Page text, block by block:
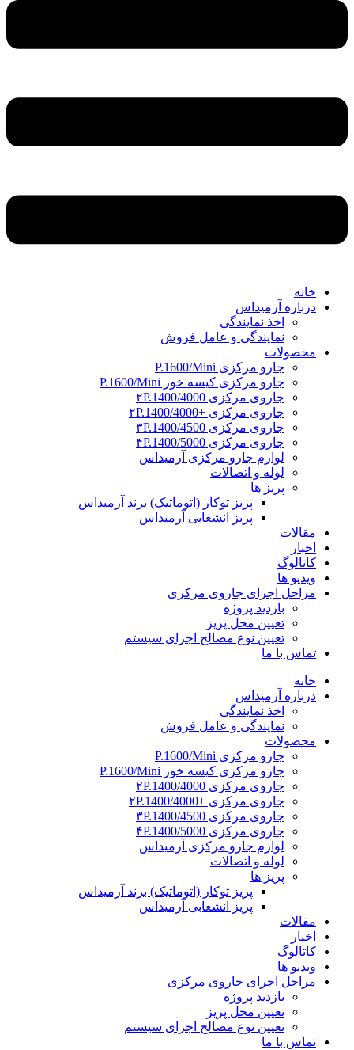
خانه
درباره آرمیداس
اخذ نمایندگی
نمایندگی و عامل فروش
محصولات
جارو مرکزی P.1600/Mini
جارو مرکزی کیسه خور P.1600/Mini
جاروی مرکزی ۲P.1400/4000
جاروی مرکزی +۲P.1400/4000
جاروی مرکزی ۳P.1400/4500
جاروی مرکزی ۴P.1400/5000
لوازم جارو مرکزی آرمیداس
لوله و اتصالات
پریز ها
پریز توکار (اتوماتیک) برند آرمیداس
پریز انشعابی آرمیداس
مقالات
اخبار
کاتالوگ
ویدیو ها
مراحل اجرای جاروی مرکزی
بازدید پروژه
تعیین محل پریز
تعیین نوع مصالح اجرای سیستم
تماس با ما
خانه
درباره آرمیداس
اخذ نمایندگی
نمایندگی و عامل فروش
محصولات
جارو مرکزی P.1600/Mini
جارو مرکزی کیسه خور P.1600/Mini
جاروی مرکزی ۲P.1400/4000
جاروی مرکزی +۲P.1400/4000
جاروی مرکزی ۳P.1400/4500
جاروی مرکزی ۴P.1400/5000
لوازم جارو مرکزی آرمیداس
لوله و اتصالات
پریز ها
پریز توکار (اتوماتیک) برند آرمیداس
پریز انشعابی آرمیداس
مقالات
اخبار
کاتالوگ
ویدیو ها
مراحل اجرای جاروی مرکزی
بازدید پروژه
تعیین محل پریز
تعیین نوع مصالح اجرای سیستم
تماس با ما